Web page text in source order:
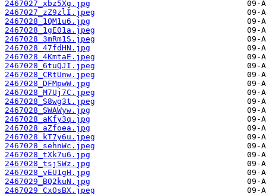
2467027_xbz5Xg.jpg
2467027_zZ9zlI.jpeg
2467028_1QM1u6.jpg
2467028_1gE01a.jpeg
2467028_3mRm1S.jpeg
2467028_47fdHN.jpg
2467028_4KmtaE.jpeg
2467028_6tuQJI.jpeg
2467028_CRtUnw.jpeg
2467028_DFMpwW.jpg
2467028_M7Uj7C.jpeg
2467028_S8wg3t.jpeg
2467028_SWAWyw.jpg
2467028_aKfy3q.jpg
2467028_aZfoea.jpg
2467028_kT7y6u.jpeg
2467028_sehnWc.jpeg
2467028_tXk7u6.jpg
2467028_tsjSWz.jpg
2467028_vEU1gH.jpg
2467029_BQ2kuN.jpg
2467029_CxOsBX.jpeg